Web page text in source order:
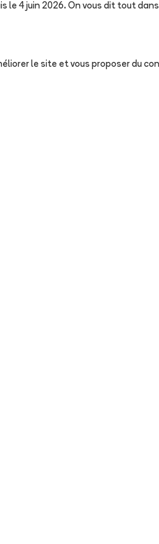
le 4 juin 2026. On vous dit tout
le site et vous proposer du